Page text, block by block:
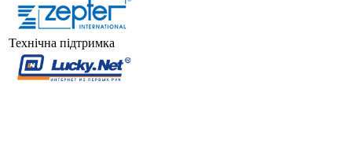
Технічна підтримка